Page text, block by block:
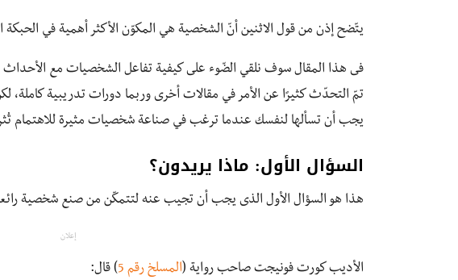
يتّضح إذن من قول الاثنين أنّ الشخصية هي المكوّن الأكثر أهمية في الحبكة
فى هذا المقال سوف نلقي الضّوء على كيفية تفاعل الشخصيات مع الأحداث
تمّ التحدّث كثيرًا عن الأمر في مقالات أخرى وربما دورات تدريبية كاملة،
يجب أن تسألها لنفسك عندما ترغب في صناعة شخصيات مثيرة للاهتمام
السؤال الأول: ماذا يريدون؟
هذا هو السؤال الأول الذى يجب أن تجيب عنه لتتمكّن من صنع شخصية
إعلان
الأديب كورت فونيجت صاحب رواية (المسلخ رقم 5 ) قال: